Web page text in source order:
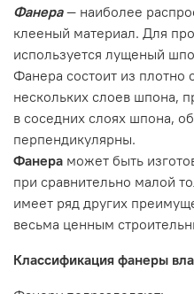
Фанера— наиболее
клееный материал. Для
используется лущеный
Фанера состоит из плотно
нескольких слоев шпона,
в соседних слоях шпона,
перпендикулярны.
Фанера может быть
при сравнительно малой
имеет ряд других
весьма ценным
Классификация фанеры